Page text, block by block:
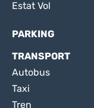
Estat Vol
PARKING
TRANSPORT
Autobus
Taxi
Tren